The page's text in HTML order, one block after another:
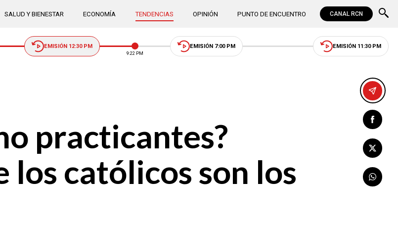
SALUD Y BIENESTAR ECONOMÍA TENDENCIAS OPINIÓN PUNTO DE ENCUENTRO CANAL RCN
EMISIÓN 12:30 PM
9:22 PM
EMISIÓN 7:00 PM EMISIÓN 11:30 PM
practicantes?
los católicos son los